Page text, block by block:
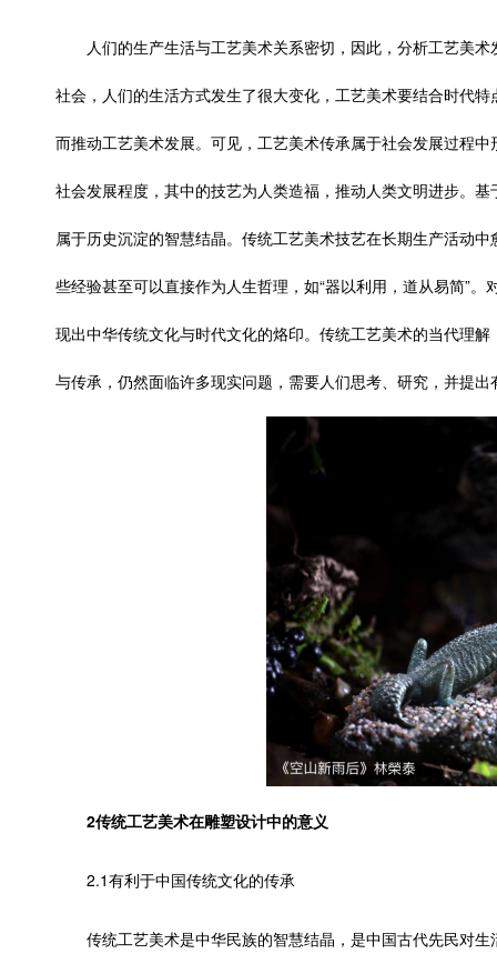
人们的生产生活与工艺美术关系密切，因此，分析工艺美
社会，人们的生活方式发生了很大变化，工艺美术要结合时代
而推动工艺美术发展。可见，工艺美术传承属于社会发展过程
社会发展程度，其中的技艺为人类造福，推动人类文明进步。
属于历史沉淀的智慧结晶。传统工艺美术技艺在长期生产活动
些经验甚至可以直接作为人生哲理，如“器以利用，道从易简”
现出中华传统文化与时代文化的烙印。传统工艺美术的当代理
与传承，仍然面临许多现实问题，需要人们思考、研究，并提
2传统工艺美术在雕塑设计中的意义
2.1有利于中国传统文化的传承
传统工艺美术是中华民族的智慧结晶，是中国古代先民对